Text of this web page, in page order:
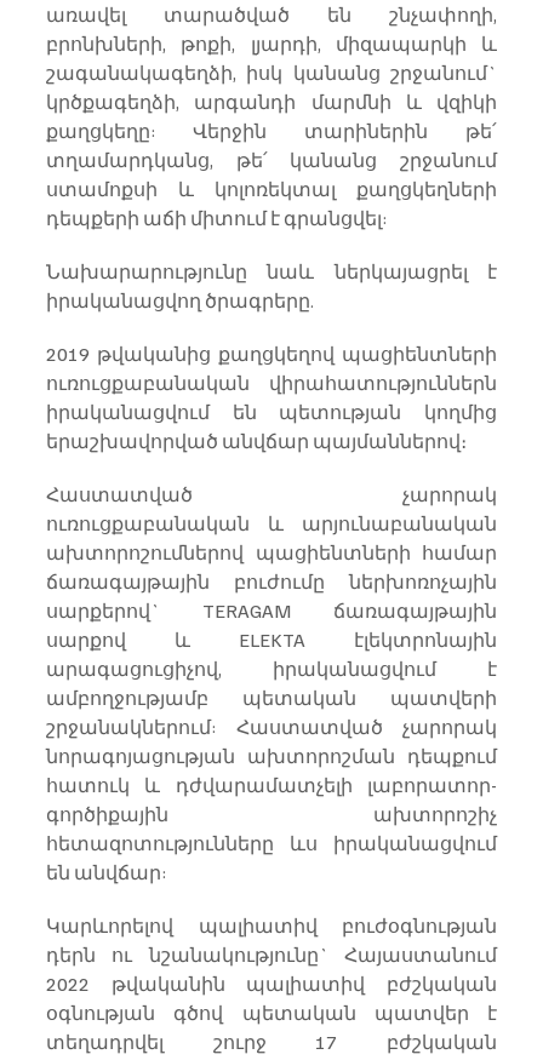
առավել տարածված են շնչափողի,
բրոնխների, թոքի, լյարդի, միզապարկի և
շագանակագեղձի, իսկ կանանց շրջանում`
կրծքագեղձի, արգանդի մարմնի և վզիկի
քաղցկեղը: Վերջին տարիներին թե՛
տղամարդկանց, թե՛ կանանց շրջանում
ստամոքսի և կոլոռեկտալ քաղցկեղների
դեպքերի աճի միտում է գրանցվել:
Նախարարությունը նաև ներկայացրել է
իրականացվող ծրագրերը.
2019 թվականից քաղցկեղով պացիենտների
ուռուցքաբանական վիրահատություններն
իրականացվում են պետության կողմից
երաշխավորված անվճար պայմաններով։
Հաստատված չարորակ
ուռուցքաբանական և արյունաբանական
ախտորոշումներով պացիենտների համար
ճառագայթային բուժումը ներխոռոչային
սարքերով` TERAGAM ճառագայթային
սարքով և ELEKTA էլեկտրոնային
արագացուցիչով, իրականացվում է
ամբողջությամբ պետական պատվերի
շրջանակներում: Հաստատված չարորակ
նորագոյացության ախտորոշման դեպքում
հատուկ և դժվարամատչելի լաբորատոր-
գործիքային ախտորոշիչ
հետազոտությունները ևս իրականացվում
են անվճար:
Կարևորելով պալիատիվ բուժօգնության
դերն ու նշանակությունը` Հայաստանում
2022 թվականին պալիատիվ բժշկական
օգնության գծով պետական պատվեր է
տեղադրվել շուրջ 17 բժշկական